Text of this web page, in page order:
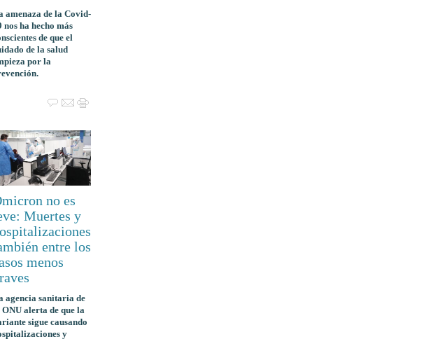
amenaza de la Covid-
nos ha hecho más
de que el
de la salud
por la
no es
Muertes y
entre los
menos
agencia sanitaria de
ONU alerta de que la
sigue causando
y